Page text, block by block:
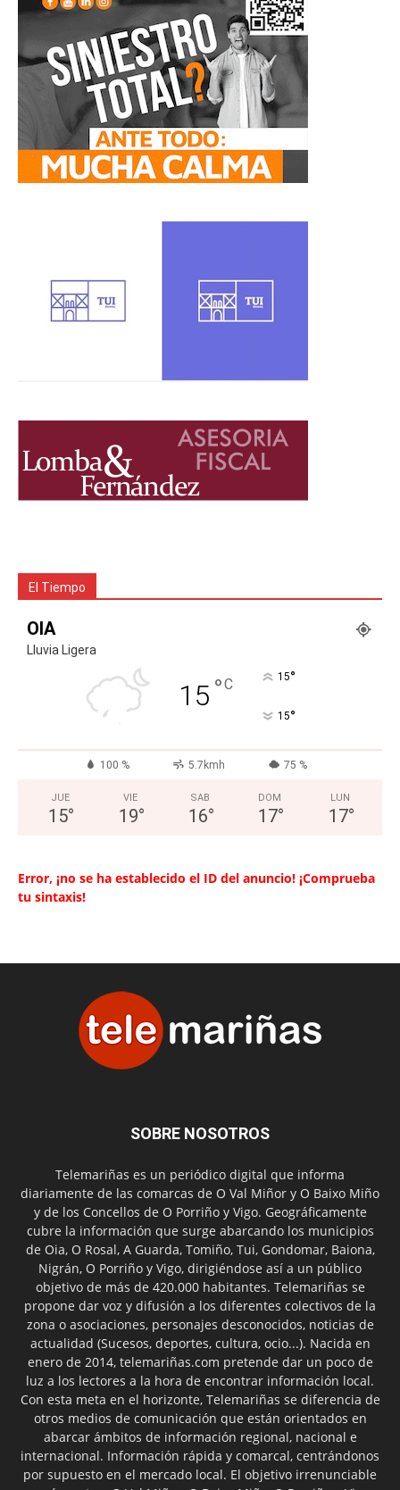
El Tiempo
OIA
Lluvia Ligera
15 °C 15°
15°
100 % 5.7kmh 75 %
JUE
15°
VIE
19°
SAB
16°
DOM
17°
LUN
17°
Error, ¡no se ha establecido el ID del anuncio! ¡Comprueba
tu sintaxis!
SOBRE NOSOTROS
Telemariñas es un periódico digital que informa
diariamente de las comarcas de O Val Miñor y O Baixo Miño
y de los Concellos de O Porriño y Vigo. Geográficamente
cubre la información que surge abarcando los municipios
de Oia, O Rosal, A Guarda, Tomiño, Tui, Gondomar, Baiona,
Nigrán, O Porriño y Vigo, dirigiéndose así a un público
objetivo de más de 420.000 habitantes. Telemariñas se
propone dar voz y difusión a los diferentes colectivos de la
zona o asociaciones, personajes desconocidos, noticias de
actualidad (Sucesos, deportes, cultura, ocio...). Nacida en
enero de 2014, telemariñas.com pretende dar un poco de
luz a los lectores a la hora de encontrar información local.
Con esta meta en el horizonte, Telemariñas se diferencia de
otros medios de comunicación que están orientados en
abarcar ámbitos de información regional, nacional e
internacional. Información rápida y comarcal, centrándonos
por supuesto en el mercado local. El objetivo irrenunciable